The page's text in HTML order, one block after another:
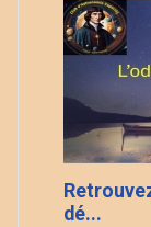
dé...